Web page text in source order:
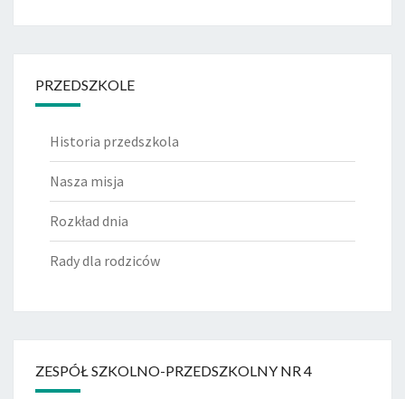
PRZEDSZKOLE
Historia przedszkola
Nasza misja
Rozkład dnia
Rady dla rodziców
ZESPÓŁ SZKOLNO-PRZEDSZKOLNY NR 4